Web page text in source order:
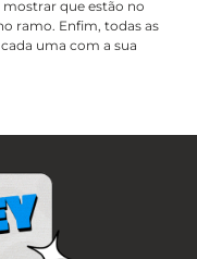
mostrar que estão no
ramo. Enfim, todas as
uma com a sua